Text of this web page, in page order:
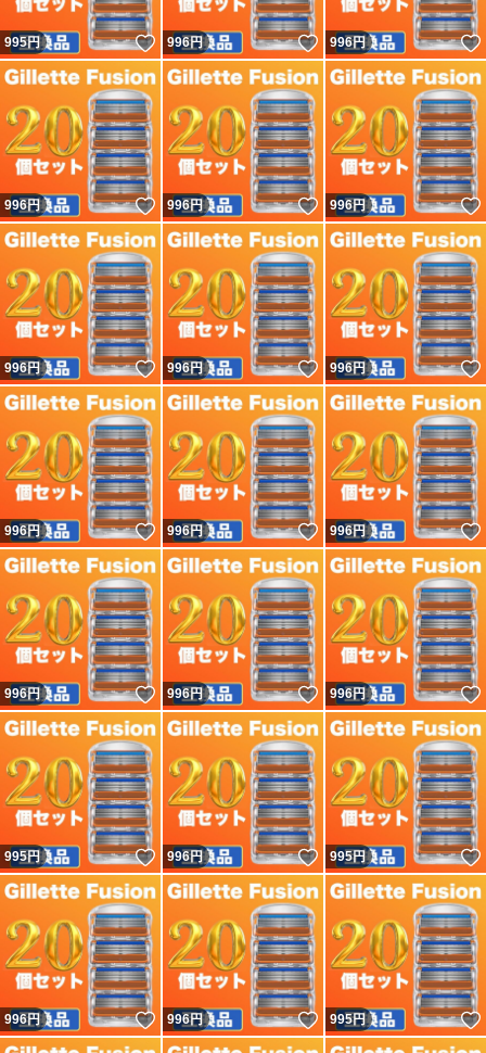
995円 いいね！
996円 いいね！
996円
996円 いいね！
996円 いいね！
996円
996円 いいね！
996円 いいね！
996円
996円 いいね！
996円 いいね！
996円
996円 いいね！
996円 いいね！
996円
995円 いいね！
996円 いいね！
995円
996円 いいね！
996円 いいね！
995円